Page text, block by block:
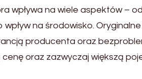
wpływa na wiele aspektów –
na środowisko.
producenta oraz
oraz zazwyczaj większą